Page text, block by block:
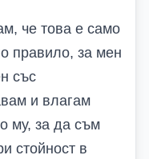
че това е само
правило, за мен
със
и влагам
му, за да съм
стойност в